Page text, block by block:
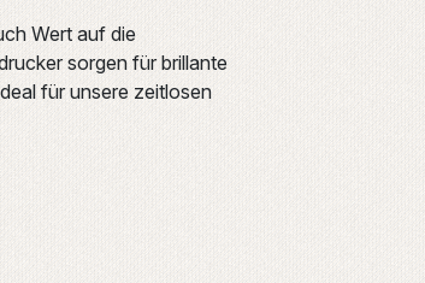
Wert auf die
sorgen für brillante
für unsere zeitlosen